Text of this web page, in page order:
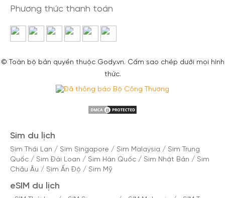
Phương thức thanh toán
© Toàn bộ bản quyền thuộc Gody.vn. Cấm sao chép dưới mọi hình
thức.
Sim du lịch
Sim Thái Lan / Sim Singapore / Sim Malaysia / Sim Trung
Quốc / Sim Đài Loan / Sim Hàn Quốc / Sim Nhật Bản / Sim
Châu Âu / Sim Ấn Độ / Sim Mỹ
eSIM du lịch